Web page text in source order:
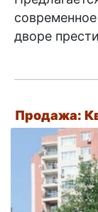
дворе
Продажа: